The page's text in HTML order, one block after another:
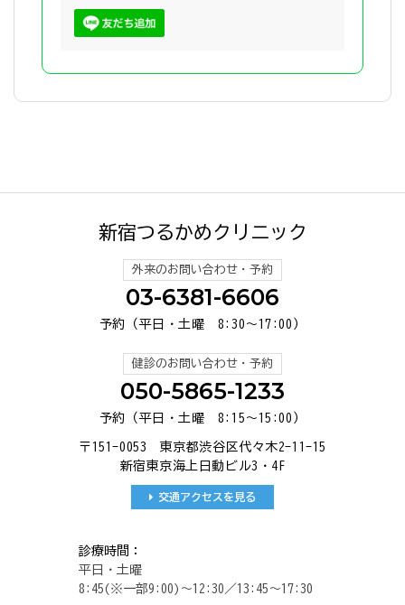
新宿つるかめクリニック
外来のお問い合わせ・予約
03-6381-6606
予約（平日・土曜 8:30～17:00）
健診のお問い合わせ・予約
050-5865-1233
予約（平日・土曜 8:15～15:00）
〒151-0053 東京都渋谷区代々木2-11-15
新宿東京海上日動ビル3・4F
交通アクセスを見る
診療時間：
平日・土曜
8:45(※一部9:00)～12:30／13:45～17:30